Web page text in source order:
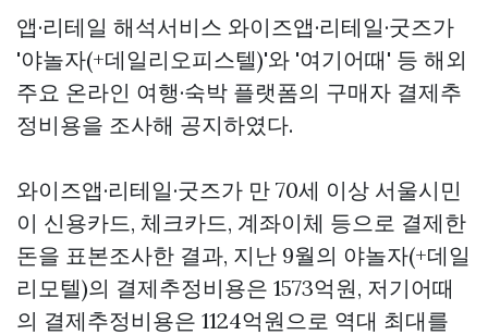
앱·리테일 해석서비스 와이즈앱·리테일·굿즈가
'야놀자(+데일리오피스텔)'와 '여기어때' 등 해외
주요 온라인 여행·숙박 플랫폼의 구매자 결제추
정비용을 조사해 공지하였다.
와이즈앱·리테일·굿즈가 만 70세 이상 서울시민
이 신용카드, 체크카드, 계좌이체 등으로 결제한
돈을 표본조사한 결과, 지난 9월의 야놀자(+데일
리모텔)의 결제추정비용은 1573억원, 저기어때
의 결제추정비용은 1124억원으로 역대 최대를